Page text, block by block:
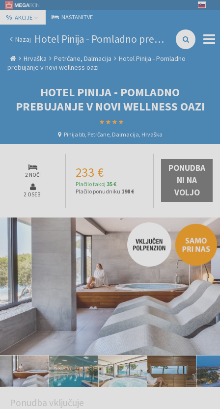
% AKCIJE NASTANITVE
Nazaj Hotel Pinija - Pomladno prebujanje v novi wellness oazi
Hrvaška Petrčane, Dalmacija
Hotel Pinija - Pomladno
prebujanje v novi wellness oazi
HOTEL PINIJA - POMLADNO
PREBUJANJE V NOVI WELLNESS OAZI
Pinija bb, Petrčane, Dalmacija, Hrvaška
2 NOČI
2 OSEBI
233 €
Plačilo takoj 35 €
Plačilo ponudniku 198 €
PONUDBA
NI NA
VOLJO
Ponudba vključuje